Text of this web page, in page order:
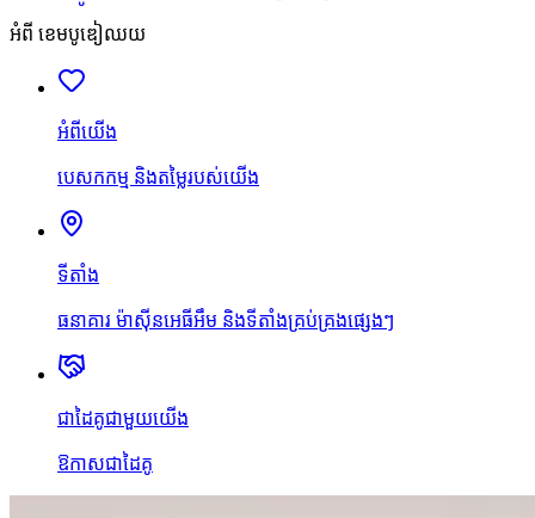
អំពី ខេមបូឌៀឈយ
អំពីយើង
បេសកកម្ម និងតម្លៃរបស់យើង
ទីតាំង
ធនាគារ ម៉ាស៊ីនអេធីអឹម និងទីតាំងគ្រប់គ្រងផ្សេងៗ
ជាដៃគូជាមួយយើង
ឱកាសជាដៃគូ